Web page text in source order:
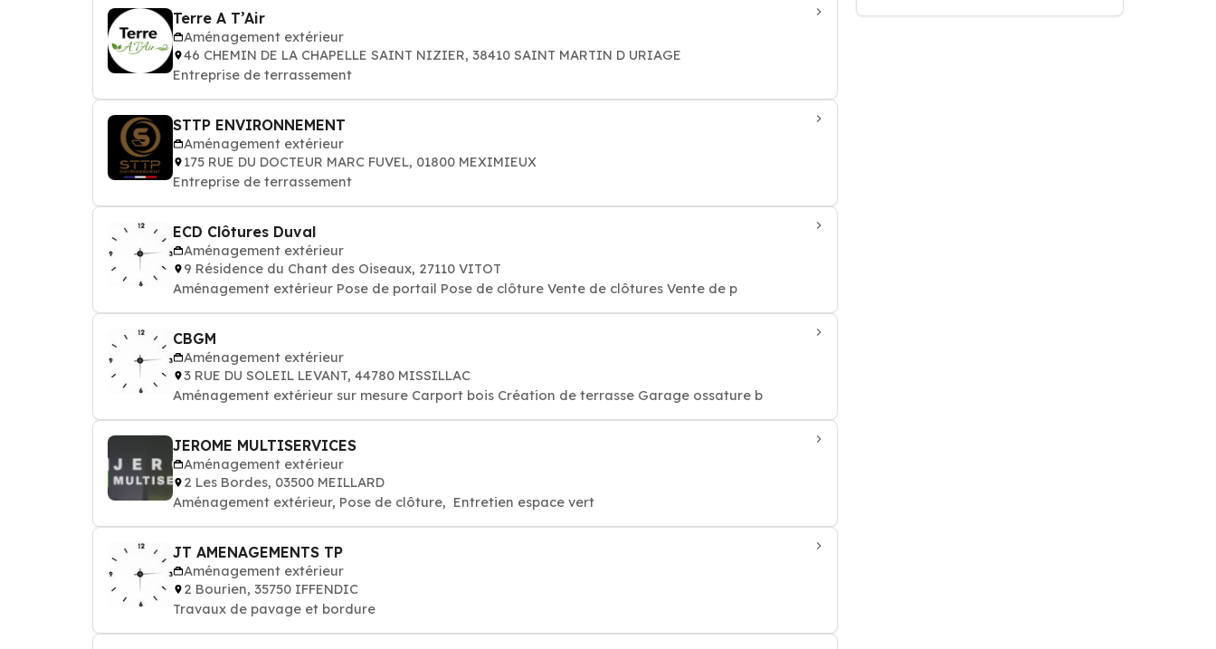
Terre A T’Air
Aménagement extérieur
46 CHEMIN DE LA CHAPELLE SAINT NIZIER, 38410 SAINT MARTIN D URIAGE
Entreprise de terrassement
STTP ENVIRONNEMENT
Aménagement extérieur
175 RUE DU DOCTEUR MARC FUVEL, 01800 MEXIMIEUX
Entreprise de terrassement
ECD Clôtures Duval
Aménagement extérieur
9 Résidence du Chant des Oiseaux, 27110 VITOT
Aménagement extérieur Pose de portail Pose de clôture Vente de clôtures Vente de p
CBGM
Aménagement extérieur
3 RUE DU SOLEIL LEVANT, 44780 MISSILLAC
Aménagement extérieur sur mesure Carport bois Création de terrasse Garage ossature b
JEROME MULTISERVICES
Aménagement extérieur
2 Les Bordes, 03500 MEILLARD
Aménagement extérieur, Pose de clôture, Entretien espace vert
JT AMENAGEMENTS TP
Aménagement extérieur
2 Bourien, 35750 IFFENDIC
Travaux de pavage et bordure